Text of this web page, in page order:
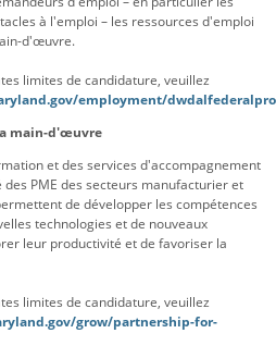
à l'emploi – les ressources d'emploi
d'œuvre.
limites de candidature, veuillez
employment/
main-d'œuvre
et des services d'accompagnement
PME des secteurs manufacturier et
de développer les compétences
technologies et de nouveaux
leur productivité et de favoriser la
limites de candidature, veuillez
grow/partnership-for-